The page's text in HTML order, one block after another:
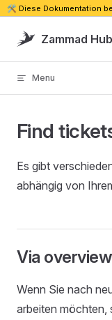
Skip to content
Zammad Hub
Menu
Find
Es gibt
abhängig von
Via
Wenn Sie nach
arbeiten möchten,